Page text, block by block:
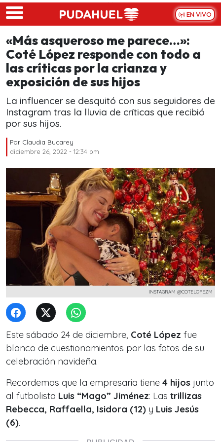
Skip to main content
EN VIVO
«Más asqueroso me parece…»:
Coté López responde con todo a
las críticas por la crianza y
exposición de sus hijos
La influencer se desquitó con sus seguidores de
Instagram tras la lluvia de críticas que recibió
por sus hijos.
Por Claudia Bucarey
diciembre 26, 2022 - 12:34 pm
INSTAGRAM @COTELOPEZM
Este sábado 24 de diciembre, Coté López fue
blanco de cuestionamientos por las fotos de su
celebración navideña.
Recordemos que la empresaria tiene 4 hijos junto
al futbolista Luis “Mago” Jiménez: Las trillizas
Rebecca, Raffaella, Isidora (12) y Luis Jesús
(6).